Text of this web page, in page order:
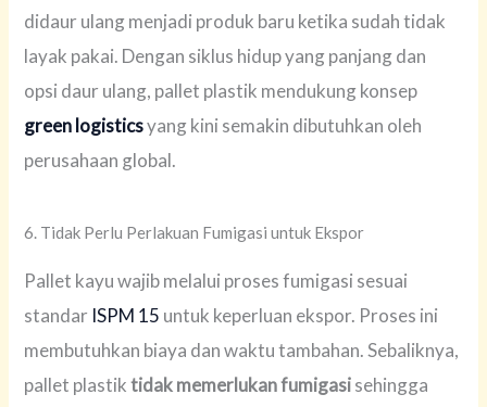
didaur ulang menjadi produk baru ketika sudah tidak
layak pakai. Dengan siklus hidup yang panjang dan
opsi daur ulang, pallet plastik mendukung konsep
green logisticsyang kini semakin dibutuhkan oleh
perusahaan global.
6. Tidak Perlu Perlakuan Fumigasi untuk Ekspor
Pallet kayu wajib melalui proses fumigasi sesuai
standar ISPM 15 untuk keperluan ekspor. Proses ini
membutuhkan biaya dan waktu tambahan. Sebaliknya,
pallet plastiktidak memerlukan fumigasisehingga